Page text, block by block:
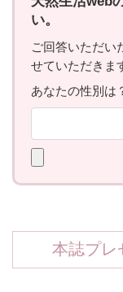
本誌プレ